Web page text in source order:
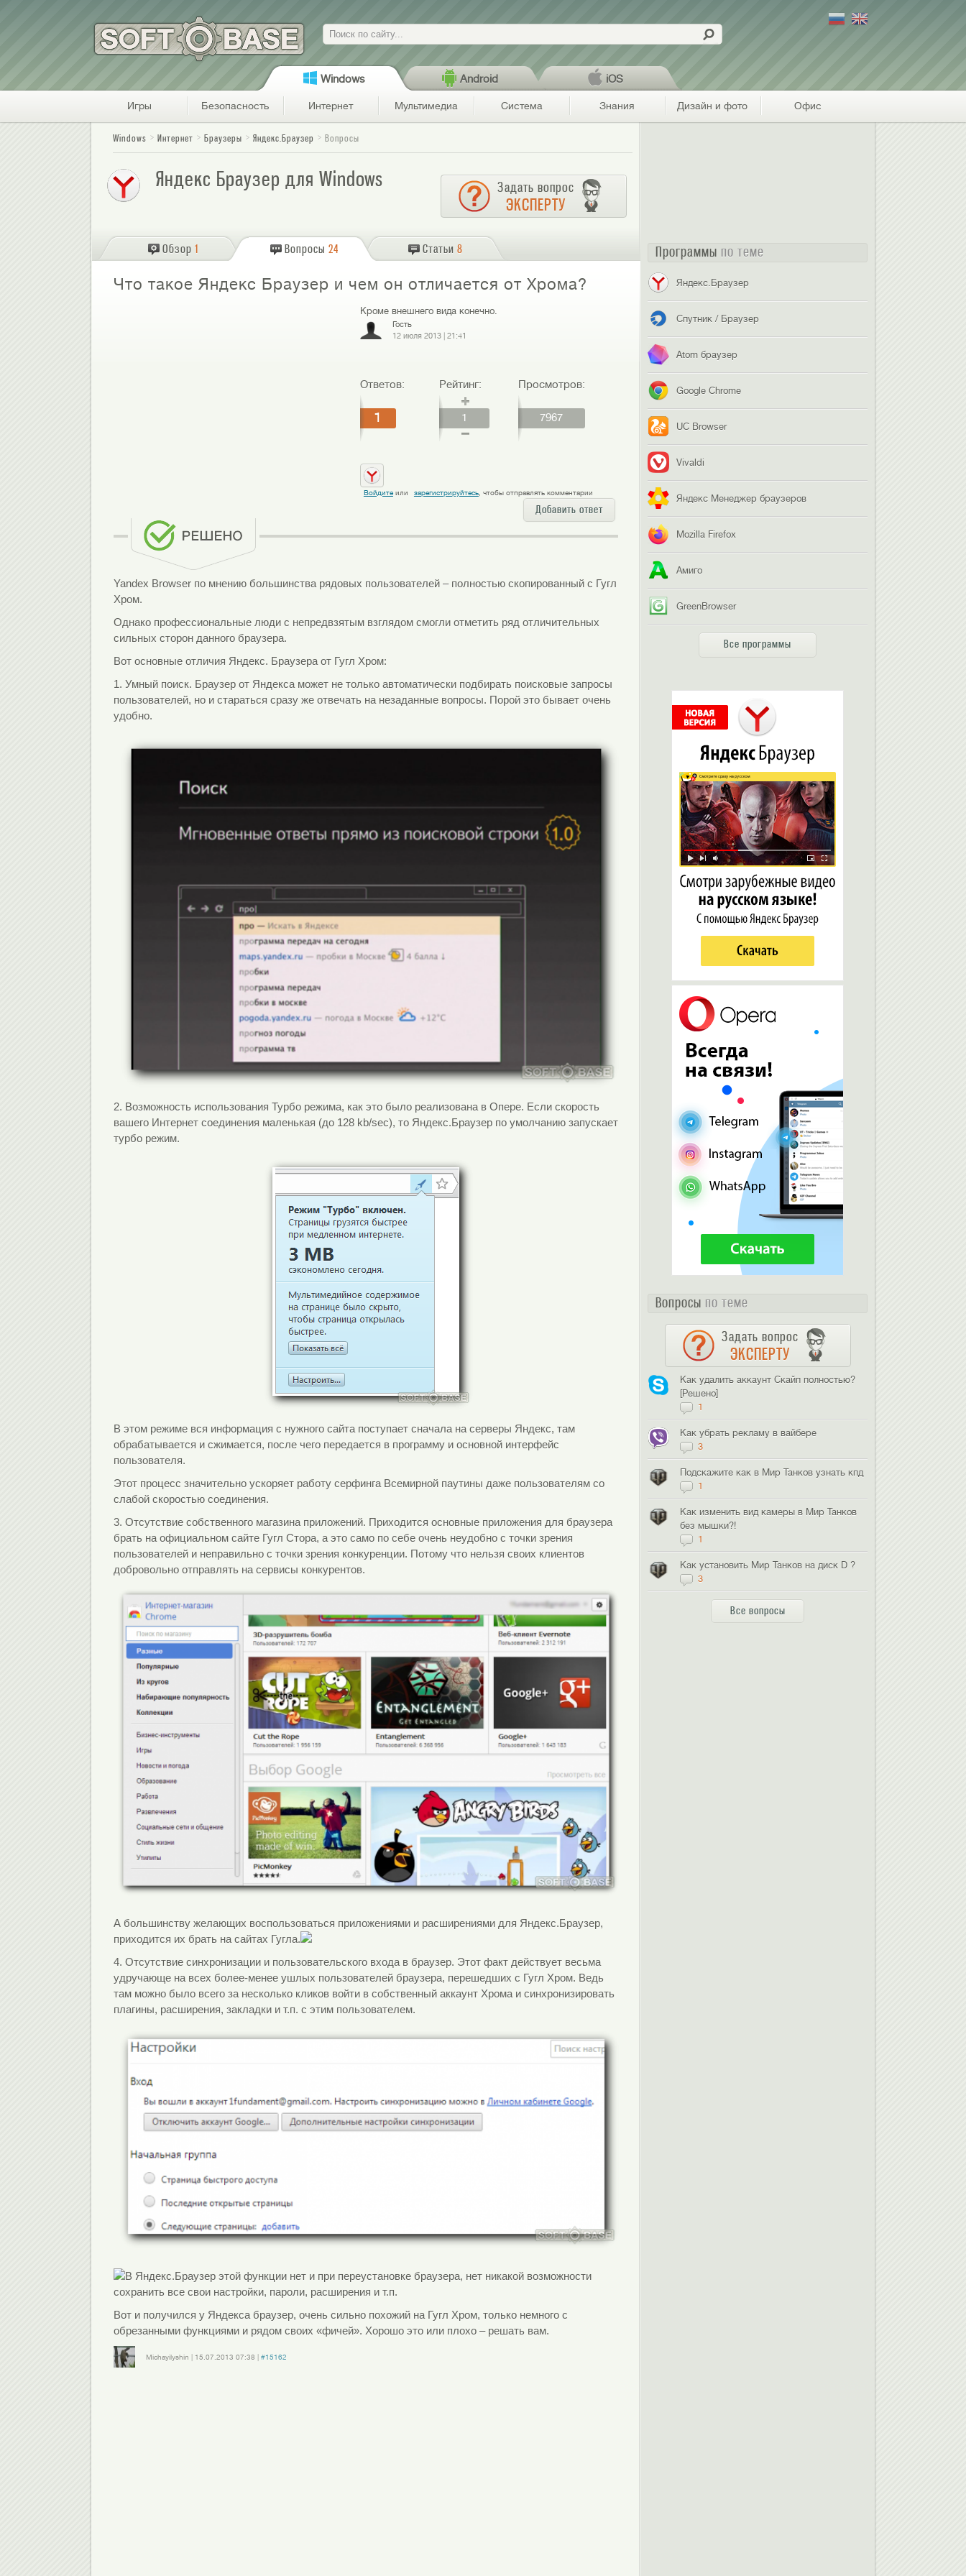
Поиск
Windows Android iOS
Игры Безопасность Интернет Мультимедиа Система Знания Дизайн и фото Офис
Windows Интернет Браузеры Яндекс.Браузер Вопросы
Яндекс Браузер для Windows Задать вопрос
ЭКСПЕРТУ
Обзор 1 Вопросы 24 Статьи 8
Что такое Яндекс Браузер и чем он отличается от Хрома?
Кроме внешнего вида конечно.
Гость
12 июля 2013| 21:41
Ответов:
1
Рейтинг:
1
Просмотров:
7967
Войдитеили зарегистрируйтесь, чтобы отправлять комментарии
Добавить ответ
Yandex Browser по мнению большинства рядовых пользователей – полностью скопированный с Гугл
Хром.
Однако профессиональные люди с непредвзятым взглядом смогли отметить ряд отличительных
сильных сторон данного браузера.
Вот основные отличия Яндекс. Браузера от Гугл Хром:
1. Умный поиск. Браузер от Яндекса может не только автоматически подбирать поисковые запросы
пользователей, но и стараться сразу же отвечать на незаданные вопросы. Порой это бывает очень
удобно.
2. Возможность использования Турбо режима, как это было реализована в Опере. Если скорость
вашего Интернет соединения маленькая (до 128 kb/sec), то Яндекс.Браузер по умолчанию запускает
турбо режим.
В этом режиме вся информация с нужного сайта поступает сначала на серверы Яндекс, там
обрабатывается и сжимается, после чего передается в программу и основной интерфейс
пользователя.
Этот процесс значительно ускоряет работу серфинга Всемирной паутины даже пользователям со
слабой скоростью соединения.
3. Отсутствие собственного магазина приложений. Приходится основные приложения для браузера
брать на официальном сайте Гугл Стора, а это само по себе очень неудобно с точки зрения
пользователей и неправильно с точки зрения конкуренции. Потому что нельзя своих клиентов
добровольно отправлять на сервисы конкурентов.
А большинству желающих воспользоваться приложениями и расширениями для Яндекс.Браузер,
приходится их брать на сайтах Гугла.
4. Отсутствие синхронизации и пользовательского входа в браузер. Этот факт действует весьма
удручающе на всех более-менее ушлых пользователей браузера, перешедших с Гугл Хром. Ведь
там можно было всего за несколько кликов войти в собственный аккаунт Хрома и синхронизировать
плагины, расширения, закладки и т.п. с этим пользователем.
В Яндекс.Браузер этой функции нет и при переустановке браузера, нет никакой возможности
сохранить все свои настройки, пароли, расширения и т.п.
Вот и получился у Яндекса браузер, очень сильно похожий на Гугл Хром, только немного с
обрезанными функциями и рядом своих «фичей». Хорошо это или плохо – решать вам.
Michayilyshin 15.07.2013 07:38
#15162
Программы по теме
Яндекс.Браузер
Спутник / Браузер
Atom браузер
Google Chrome
UC Browser
Vivaldi
Яндекс Менеджер браузеров
Mozilla Firefox
Амиго
GreenBrowser
Все программы
Вопросы по теме
Задать вопрос
ЭКСПЕРТУ
Как удалить аккаунт Скайп полностью?
[Решено]
1
Как убрать рекламу в вайбере
3
Подскажите как в Мир Танков узнать кпд
1
Как изменить вид камеры в Мир Танков
без мышки?!
1
Как установить Мир Танков на диск D ?
3
Все вопросы